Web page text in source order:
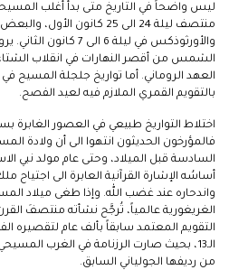
ليس واضحاً في التاريخ متى بدأ أغلب
منتصف ليلة 24 الى 25 كانون
والأورثوذكس في ليلة 6
العهد الروماني. أما تواريخ جلجلة المسيح
بالتقويم القمري الملازم فيه لعيد الفصح.
اختلاط التواريخ طبيعي في العصور الغابرة
فالمؤرخون الحديثون انتهوا الى أن ولادة
أساسُه الإشارة القرآنية العابرة الى اجتياح
التقويم المعتمد سابقاً بألف عام لتقصيره
من رديفها الجولياني السابق.